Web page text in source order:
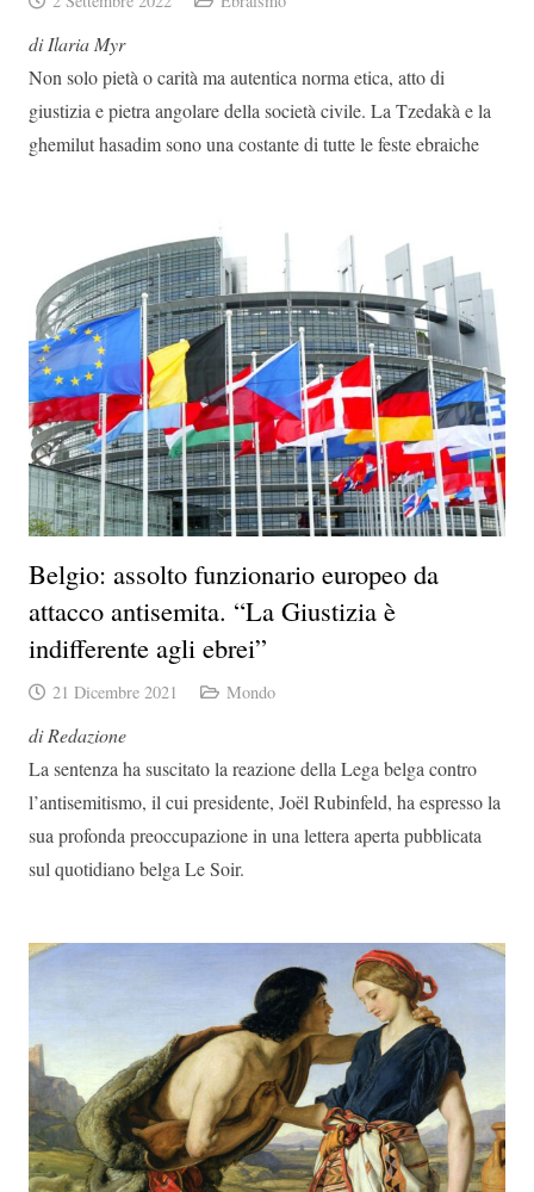
di Ilaria Myr
Non solo pietà o carità ma autentica norma etica, atto di
giustizia e pietra angolare della società civile. La Tzedakà e la
ghemilut hasadim sono una costante di tutte le feste ebraiche
Belgio: assolto funzionario europeo da
attacco antisemita. “La Giustizia è
indifferente agli ebrei”
21 Dicembre 2021 Mondo
di Redazione
La sentenza ha suscitato la reazione della Lega belga contro
l’antisemitismo, il cui presidente, Joël Rubinfeld, ha espresso la
sua profonda preoccupazione in una lettera aperta pubblicata
sul quotidiano belga Le Soir.